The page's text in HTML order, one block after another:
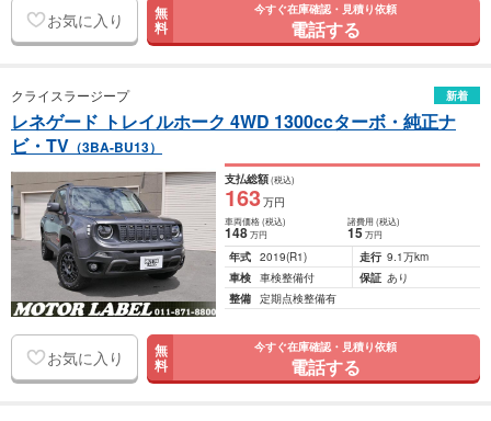
お気に入り 無
料
今すぐ在庫確認・見積り依頼
電話する
クライスラージープ 新着
レネゲード トレイルホーク 4WD 1300ccターボ・純正ナ
ビ・TV （3BA-BU13）
支払総額(税込)
163万円
車両価格(税込)
148万円
諸費用 (税込)
15 万円
年式 2019(R1) 走行 9.1万km
車検 車検整備付 保証 あり
整備 定期点検整備有
お気に入り 無
料
今すぐ在庫確認・見積り依頼
電話する